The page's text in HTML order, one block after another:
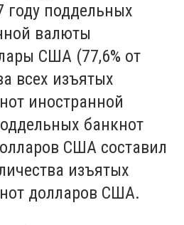
году поддельных
валюты
США (77,6% от
всех изъятых
иностранной
банкнот
США составил
изъятых
долларов США.